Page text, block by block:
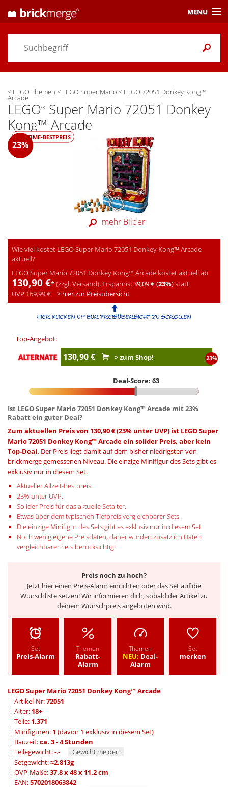
< LEGO Themen < LEGO Super Mario < LEGO 72051 Donkey Kong™
Arcade
LEGO® Super Mario 72051 Donkey
Kong™ Arcade
23%
mehr Bilder
ALL-TIME-BESTPREIS
Wie viel kostet LEGO Super Mario 72051 Donkey Kong™ Arcade
aktuell?
LEGO Super Mario 72051 Donkey Kong™ Arcade kostet aktuell ab
130,90 €*(zzgl. Versand). Ersparnis:39,09 € (23%)statt
UVP 169,99 €
> hier zur Preisübersicht
Top-Angebot:
130,90 € 23%
> zum Shop!
Deal-Score: 63
Ist LEGO Super Mario 72051 Donkey Kong™ Arcade mit 23%
Rabatt ein guter Deal?
Zum aktuellen Preis von 130,90 € (23% unter UVP) ist LEGO Super
Mario 72051 Donkey Kong™ Arcade ein solider Preis, aber kein
Top-Deal. Der Preis liegt damit auf dem bisher niedrigsten von
brickmerge gemessenen Niveau. Die einzige Minifigur des Sets gibt es
exklusiv nur in diesem Set.
Aktueller Allzeit-Bestpreis.
23% unter UVP.
Solider Preis für das aktuelle Setalter.
Etwas über dem typischen Tiefpreis vergleichbarer Sets.
Die einzige Minifigur des Sets gibt es exklusiv nur in diesem Set.
Noch wenig eigene Preisdaten, daher wurden zusätzlich Daten
vergleichbarer Sets berücksichtigt.
Preis noch zu hoch?
Jetzt hier einen Preis-Alarm einrichten oder das Set auf die
Wunschliste setzen! Wir informieren dich, sobald der Artikel zu
deinem Wunschpreis angeboten wird.
Set
Preis-Alarm
Themen
Rabatt-
Alarm
Themen
NEU: Deal-
Alarm
Set
merken
LEGO Super Mario 72051 Donkey Kong™ Arcade
| Artikel-Nr:72051
| Alter: 18+
| Teile: 1.371
| Minifiguren: 1 (davon 1 exklusiv in diesem Set)
| Bauzeit:ca. 3 - 4 Stunden
| Teilegewicht: -.-
Gewicht melden
| Setgewicht:≈2.813g
| OVP-Maße:37.8 x 48 x 11.2 cm
| EAN:5702018063842
MENU
Preisvergleich
Themen/ Händler
Alarme& Wunschlisten
Einstellungen